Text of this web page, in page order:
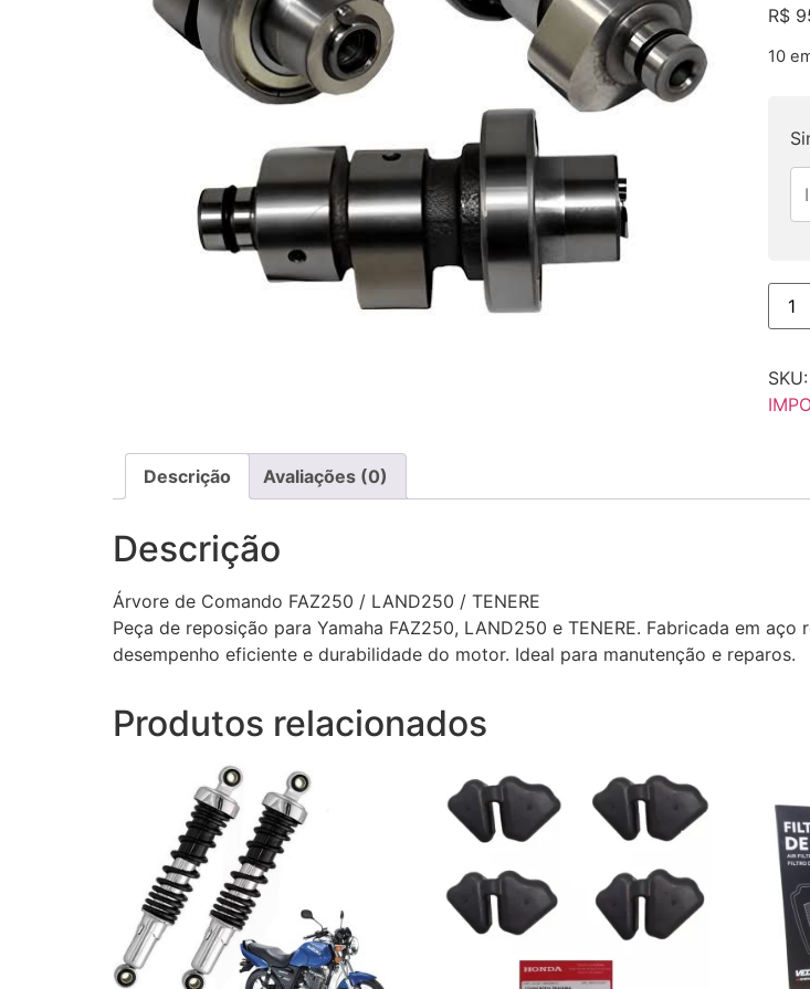
R$
10
SKU:
Descrição Avaliações (0)
Descrição
Árvore de Comando FAZ250 / LAND250 / TENERE
Peça de reposição para Yamaha FAZ250, LAND250 e TENERE. Fabricada em
desempenho eficiente e durabilidade do motor. Ideal para manutenção e reparos.
Produtos relacionados